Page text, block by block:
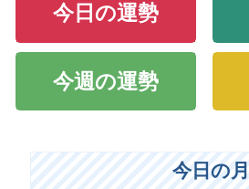
今日の運勢
今週の運勢
今日の